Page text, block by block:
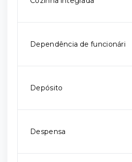
Dependência de funcionári
Depósito
Despensa